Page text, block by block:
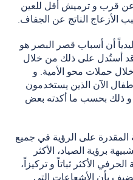
عن قرب و ترميش أقل للعين
الأزعاج الناتج عن الجفاف.
أن أسباب قصر البصر هو
أستُدل على ذلك من خلال
حملات محو الأمية. و
الآن الذين يستخدمون
و ذلك بحسب ما أكدته بعض
المقدرة على الرؤية في جميع
برؤية الصياد، الأكثر
الأكثر ثباتاً و تركيزاً،
بأن الأشعاعات التي